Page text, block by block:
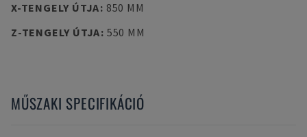
X-TENGELY ÚTJA: 850 MM
Z-TENGELY ÚTJA: 550 MM
MŰSZAKI SPECIFIKÁCIÓ